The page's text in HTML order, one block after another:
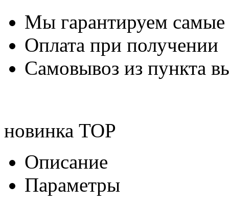
Мы гарантируем
Оплата при получении
Самовывоз из пункта
новинка TOP
Описание
Параметры